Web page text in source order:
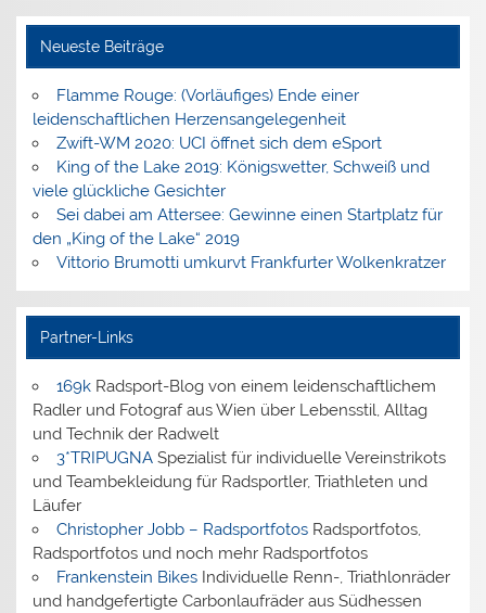
Neueste Beiträge
Flamme Rouge: (Vorläufiges) Ende einer
leidenschaftlichen Herzensangelegenheit
Zwift-WM 2020: UCI öffnet sich dem eSport
King of the Lake 2019: Königswetter, Schweiß und
viele glückliche Gesichter
Sei dabei am Attersee: Gewinne einen Startplatz für
den „King of the Lake“ 2019
Vittorio Brumotti umkurvt Frankfurter Wolkenkratzer
Partner-Links
169kRadsport-Blog von einem leidenschaftlichem
Radler und Fotograf aus Wien über Lebensstil, Alltag
und Technik der Radwelt
3*TRIPUGNASpezialist für individuelle Vereinstrikots
und Teambekleidung für Radsportler, Triathleten und
Läufer
Christopher Jobb – RadsportfotosRadsportfotos,
Radsportfotos und noch mehr Radsportfotos
Frankenstein BikesIndividuelle Renn-, Triathlonräder
und handgefertigte Carbonlaufräder aus Südhessen